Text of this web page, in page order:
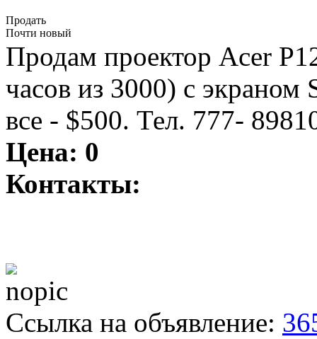
Продать
Почти новый
Продам проектор Acer
часов из 3000) с экраном
все - $500. Тел. 777-
Цена: 0
Контакты:
Ссылка на объявление: